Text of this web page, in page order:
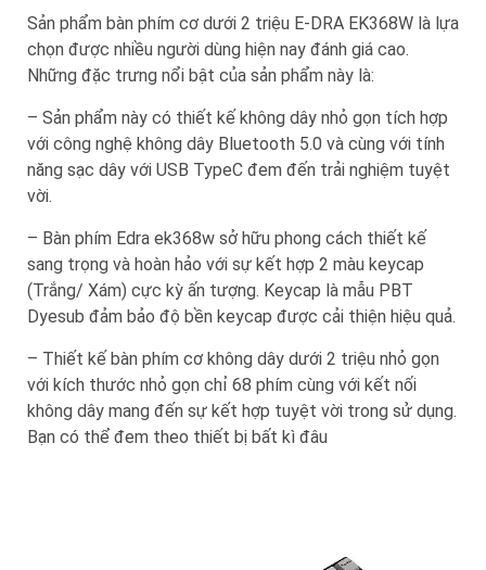
Sản phẩm bàn phím cơ dưới 2 triệu E-DRA EK368W là lựa
chọn được nhiều người dùng hiện nay đánh giá cao.
Những đặc trưng nổi bật của sản phẩm này là:
– Sản phẩm này có thiết kế không dây nhỏ gọn tích hợp
với công nghệ không dây Bluetooth 5.0 và cùng với tính
năng sạc dây với USB TypeC đem đến trải nghiệm tuyệt
vời.
– Bàn phím Edra ek368w sở hữu phong cách thiết kế
sang trọng và hoàn hảo với sự kết hợp 2 màu keycap
(Trắng/ Xám) cực kỳ ấn tượng. Keycap là mẫu PBT
Dyesub đảm bảo độ bền keycap được cải thiện hiệu quả.
– Thiết kế bàn phím cơ không dây dưới 2 triệu nhỏ gọn
với kích thước nhỏ gọn chỉ 68 phím cùng với kết nối
không dây mang đến sự kết hợp tuyệt vời trong sử dụng.
Bạn có thể đem theo thiết bị bất kì đâu